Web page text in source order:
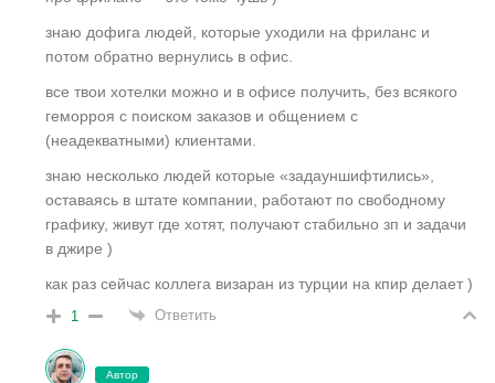
знаю дофига людей, которые уходили на фриланс и
потом обратно вернулись в офис.
все твои хотелки можно и в офисе получить, без всякого
геморроя с поиском заказов и общением с
(неадекватными) клиентами.
знаю несколько людей которые «задауншифтились»,
оставаясь в штате компании, работают по свободному
графику, живут где хотят, получают стабильно зп и задачи
в джире )
как раз сейчас коллега визаран из турции на кпир делает )
1 Ответить
Автор